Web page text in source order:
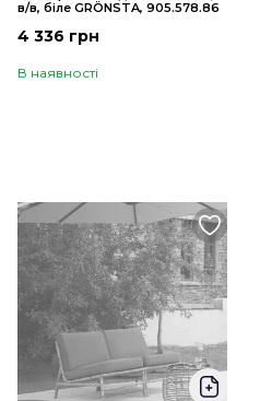
в/в, біле GRÖNSTA, 905.578.86
4 336 грн
В наявності